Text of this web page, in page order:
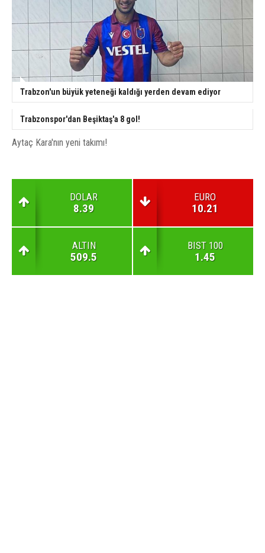
Trabzon'un büyük yeteneği kaldığı yerden devam ediyor
Trabzonspor'dan Beşiktaş'a 8 gol!
Aytaç Kara'nın yeni takımı!
DOLAR
8.39
EURO
10.21
ALTIN
509.5
BIST 100
1.45